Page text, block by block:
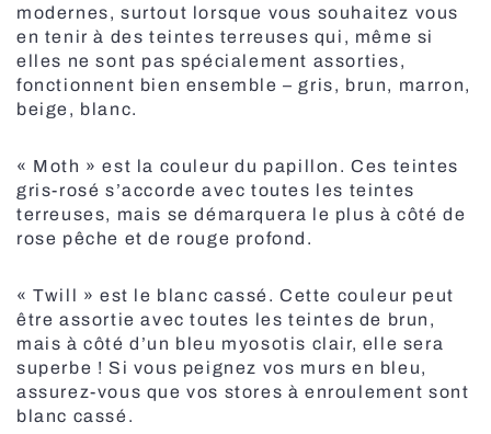
Stores à lamelles extérieurs
modernes, surtout lorsque vous souhaitez vous
en tenir à des teintes terreuses qui, même si
elles ne sont pas spécialement assorties,
fonctionnent bien ensemble – gris, brun, marron,
beige, blanc.
« Moth » est la couleur du papillon. Ces teintes
gris-rosé s’accorde avec toutes les teintes
terreuses, mais se démarquera le plus à côté de
rose pêche et de rouge profond.
« Twill » est le blanc cassé. Cette couleur peut
être assortie avec toutes les teintes de brun,
mais à côté d’un bleu myosotis clair, elle sera
superbe ! Si vous peignez vos murs en bleu,
assurez-vous que vos stores à enroulement sont
blanc cassé.